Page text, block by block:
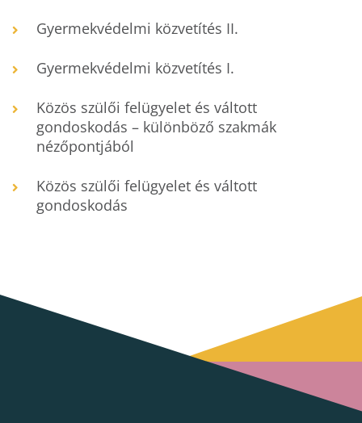
Gyermekvédelmi közvetítés II.
Gyermekvédelmi közvetítés I.
Közös szülői felügyelet és váltott
gondoskodás – különböző szakmák
nézőpontjából
Közös szülői felügyelet és váltott
gondoskodás